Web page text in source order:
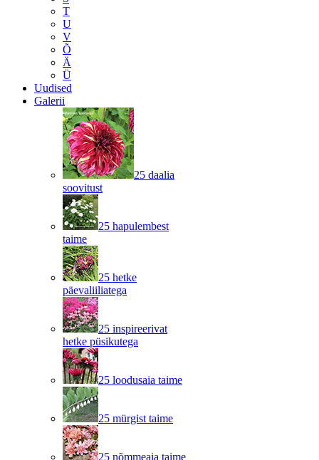
T
U
V
Õ
Ä
Ü
Uudised
Galerii
25 daalia
soovitust
25 hapulembest
taime
25 hetke
päevaliiliatega
25 inspireerivat
hetke püsikutega
25 loodusaia taime
25 mürgist taime
25 nõmmeaia taime